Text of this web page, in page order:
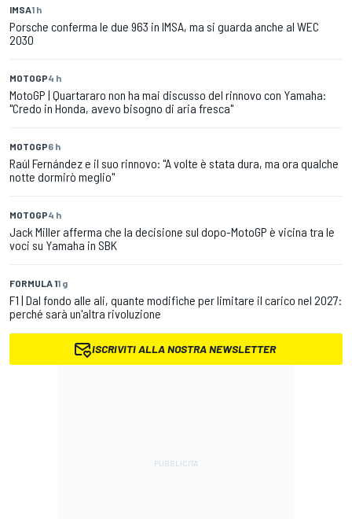
IMSA1 h
Porsche conferma le due 963 in IMSA, ma si guarda anche al WEC
2030
MOTOGP4 h
MotoGP | Quartararo non ha mai discusso del rinnovo con Yamaha:
"Credo in Honda, avevo bisogno di aria fresca"
MOTOGP6 h
Raúl Fernández e il suo rinnovo: "A volte è stata dura, ma ora qualche
notte dormirò meglio"
MOTOGP4 h
Jack Miller afferma che la decisione sul dopo-MotoGP è vicina tra le
voci su Yamaha in SBK
FORMULA 11 g
F1 | Dal fondo alle ali, quante modifiche per limitare il carico nel 2027:
perché sarà un'altra rivoluzione
ISCRIVITI ALLA NOSTRA NEWSLETTER